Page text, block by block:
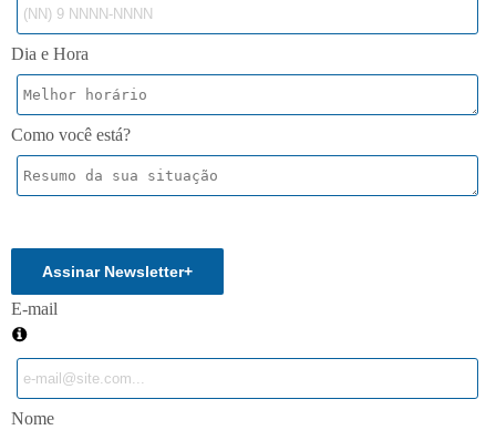
Dia e Hora
Como você está?
Assinar Newsletter+
E-mail
Nome